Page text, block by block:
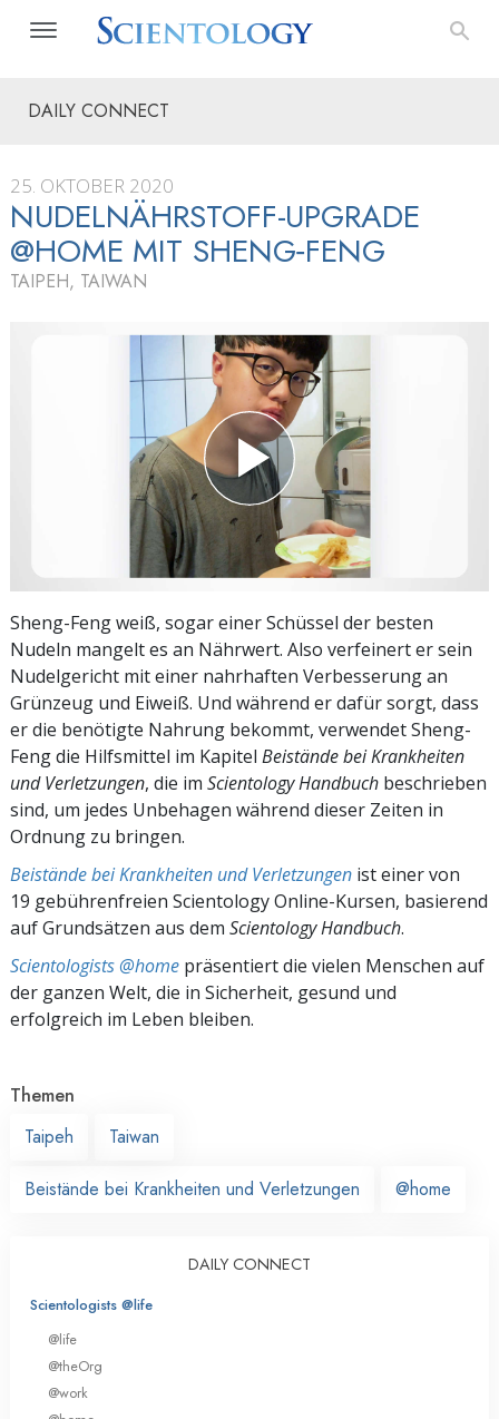
DAILY CONNECT
25. OKTOBER 2020
NUDELNÄHRSTOFF-UPGRADE
@HOME MIT SHENG‑FENG
TAIPEH, TAIWAN
Sheng-Feng weiß, sogar einer Schüssel der besten
Nudeln mangelt es an Nährwert. Also verfeinert er sein
Nudelgericht mit einer nahrhaften Verbesserung an
Grünzeug und Eiweiß. Und während er dafür sorgt, dass
er die benötigte Nahrung bekommt, verwendet Sheng-
Feng die Hilfsmittel im Kapitel Beistände bei Krankheiten
und Verletzungen, die im Scientology Handbuch beschrieben
sind, um jedes Unbehagen während dieser Zeiten in
Ordnung zu bringen.
Beistände bei Krankheiten und Verletzungen ist einer von
19 gebührenfreien Scientology Online-Kursen, basierend
auf Grundsätzen aus dem Scientology Handbuch.
Scientologists @home präsentiert die vielen Menschen auf
der ganzen Welt, die in Sicherheit, gesund und
erfolgreich im Leben bleiben.
Themen
Taipeh
Taiwan
Beistände bei Krankheiten und Verletzungen @home
DAILY CONNECT
Scientologists @life
@life
@theOrg
@work